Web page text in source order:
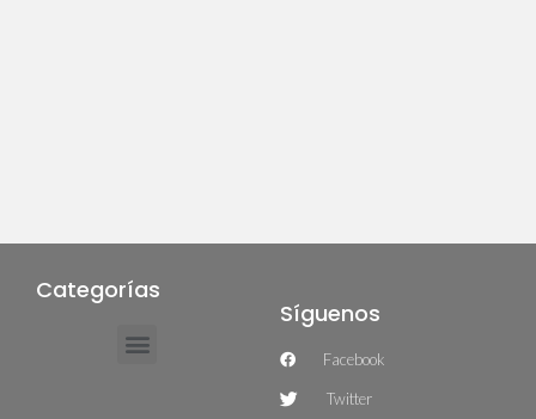
Categorías
Síguenos
Facebook
Twitter